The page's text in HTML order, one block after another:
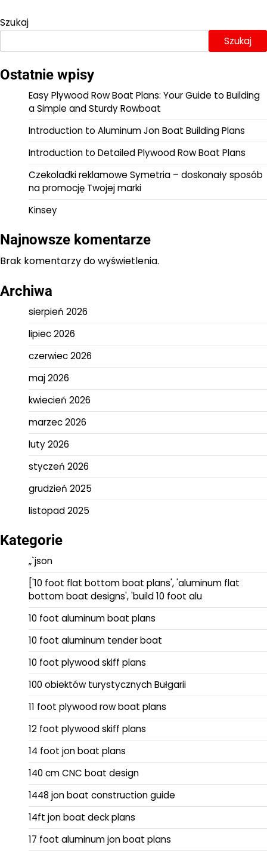
Szukaj
Szukaj
Ostatnie wpisy
Easy Plywood Row Boat Plans: Your Guide to Building
a Simple and Sturdy Rowboat
Introduction to Aluminum Jon Boat Building Plans
Introduction to Detailed Plywood Row Boat Plans
Czekoladki reklamowe Symetria – doskonały sposób
na promocję Twojej marki
Kinsey
Najnowsze komentarze
Brak komentarzy do wyświetlenia.
Archiwa
sierpień 2026
lipiec 2026
czerwiec 2026
maj 2026
kwiecień 2026
marzec 2026
luty 2026
styczeń 2026
grudzień 2025
listopad 2025
Kategorie
„`json
['10 foot flat bottom boat plans', 'aluminum flat
bottom boat designs', 'build 10 foot alu
10 foot aluminum boat plans
10 foot aluminum tender boat
10 foot plywood skiff plans
100 obiektów turystycznych Bułgarii
11 foot plywood row boat plans
12 foot plywood skiff plans
14 foot jon boat plans
140 cm CNC boat design
1448 jon boat construction guide
14ft jon boat deck plans
17 foot aluminum jon boat plans